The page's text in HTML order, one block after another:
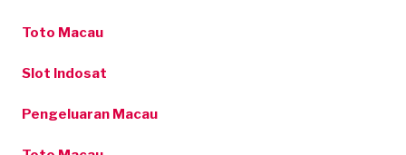
Toto Macau
Slot Indosat
Pengeluaran Macau